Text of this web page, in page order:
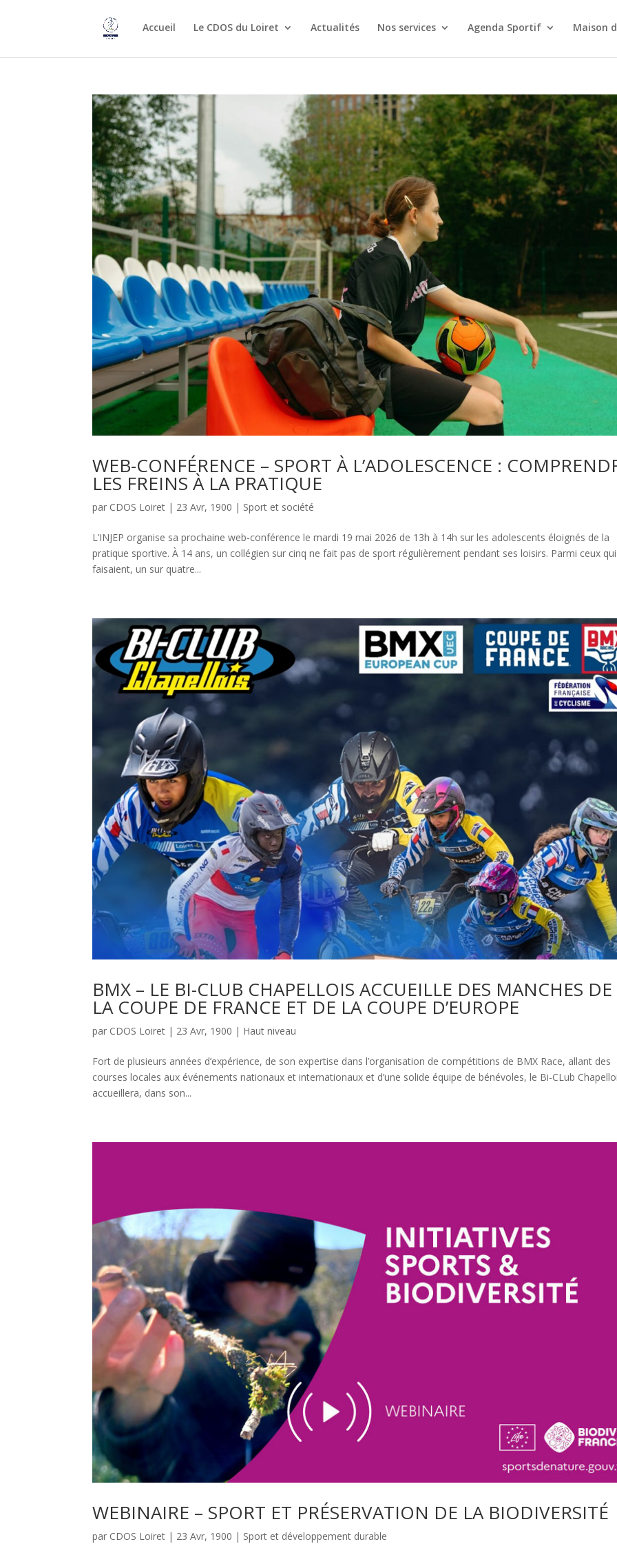
Accueil Le CDOS du Loiret Actualités Nos services Agenda Sportif Maison
WEB-CONFÉRENCE – SPORT À L’ADOLESCENCE :
LES FREINS À LA PRATIQUE
par CDOS Loiret | 23 Avr, 1900 | Sport et société
L’INJEP organise sa prochaine web-conférence le mardi 19 mai 2026 de 13h à 14h sur les adolescents éloignés de la
pratique sportive. À 14 ans, un collégien sur cinq ne fait pas de sport régulièrement pendant ses loisirs. Parmi ceux
faisaient, un sur quatre...
BMX – LE BI-CLUB CHAPELLOIS ACCUEILLE DES MANCHES DE
LA COUPE DE FRANCE ET DE LA COUPE D’EUROPE
par CDOS Loiret | 23 Avr, 1900 | Haut niveau
Fort de plusieurs années d’expérience, de son expertise dans l’organisation de compétitions de BMX Race, allant des
courses locales aux événements nationaux et internationaux et d’une solide équipe de bénévoles, le Bi-CLub
accueillera, dans son...
WEBINAIRE – SPORT ET PRÉSERVATION DE LA BIODIVERSITÉ
par CDOS Loiret | 23 Avr, 1900 | Sport et développement durable